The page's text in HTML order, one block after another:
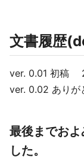
文書履歴
ver. 0.01 初稿
ver. 0.02 あり
最後までお
した。